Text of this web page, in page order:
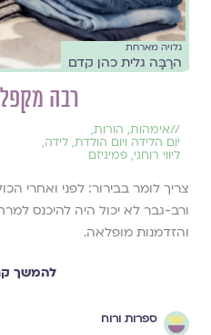
גלויה מארחת
הרַבָּה גלית כהן קדם
רבה
//אימהות, הורות,
יום הלידה ויום הולדת, לידה,
ליווי רוחני, פמיניזם
צריך לומר בבירור: לפני ואחרי
ורב-גבר לא יכול היה להיכנס
והזדמנות מופלאה.
להמשך
ספרות ורוח